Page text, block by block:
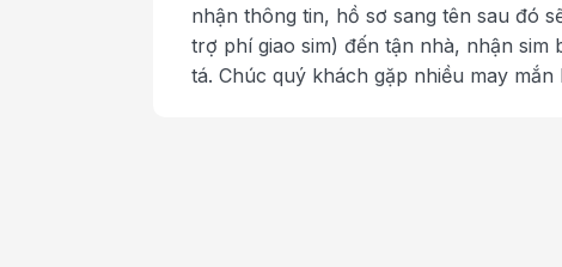
nhận thông tin, hồ sơ sang tên sau đó
trợ phí giao sim) đến tận nhà, nhận
tá. Chúc quý khách gặp nhiều may